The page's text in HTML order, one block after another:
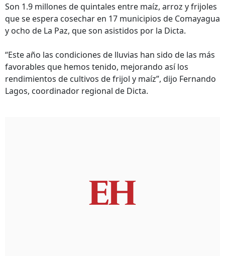
Son 1.9 millones de quintales entre maíz, arroz y frijoles
que se espera cosechar en 17 municipios de Comayagua
y ocho de La Paz, que son asistidos por la Dicta.
“Este año las condiciones de lluvias han sido de las más
favorables que hemos tenido, mejorando así los
rendimientos de cultivos de frijol y maíz”, dijo Fernando
Lagos, coordinador regional de Dicta.